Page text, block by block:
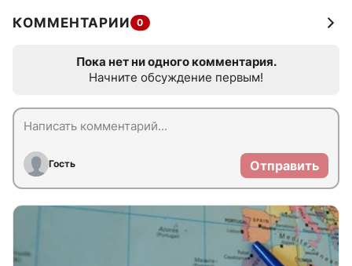
КОММЕНТАРИИ 0
Пока нет ни одного комментария.
Начните обсуждение первым!
Гость Отправить